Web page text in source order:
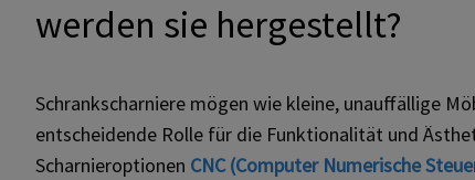
werden sie hergestellt?
Schrankscharniere mögen wie kleine, unauffällige
entscheidende Rolle für die Funktionalität und
Scharnieroptionen CNC (Computer Numerische